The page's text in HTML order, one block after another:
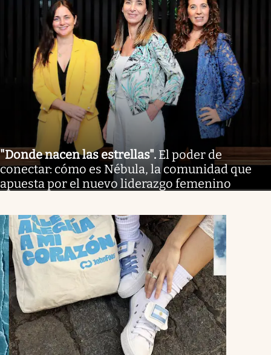
"Donde nacen las estrellas". El poder de
conectar: cómo es Nébula, la comunidad que
apuesta por el nuevo liderazgo femenino